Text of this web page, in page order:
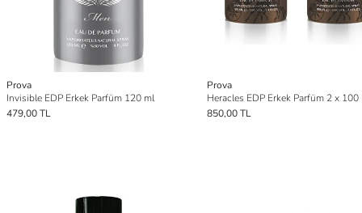
Prova
Invisible EDP Erkek Parfüm 120 ml
479,00 TL
Prova
Heracles EDP Erkek Parfüm 2 x 100
850,00 TL